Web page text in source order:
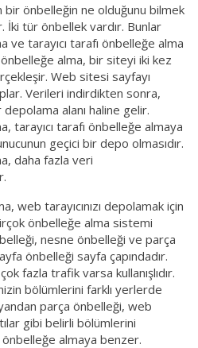
önbelleğin ne olduğunu bilmek
tür önbellek vardır. Bunlar
ve tarayıcı tarafı önbelleğe alma
önbelleğe alma, bir siteyi iki kez
Web sitesi sayfayı
Verileri indirdikten sonra,
alanı haline gelir.
tarayıcı tarafı önbelleğe almaya
geçici bir depo olmasıdır.
daha fazla veri
web tarayıcınızı depolamak için
önbelleğe alma sistemi
nesne önbelleği ve parça
önbelleği sayfa çapındadır.
fazla trafik varsa kullanışlıdır.
bölümlerini farklı yerlerde
parça önbelleği, web
gibi belirli bölümlerini
almaya benzer.